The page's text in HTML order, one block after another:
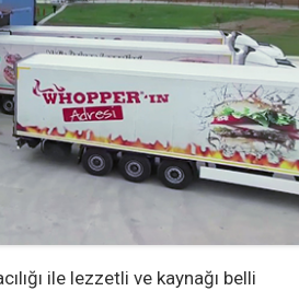
ile lezzetli ve kaynağı belli